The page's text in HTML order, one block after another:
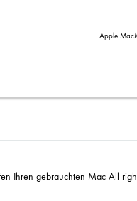
Apple
Ihren gebrauchten Mac All